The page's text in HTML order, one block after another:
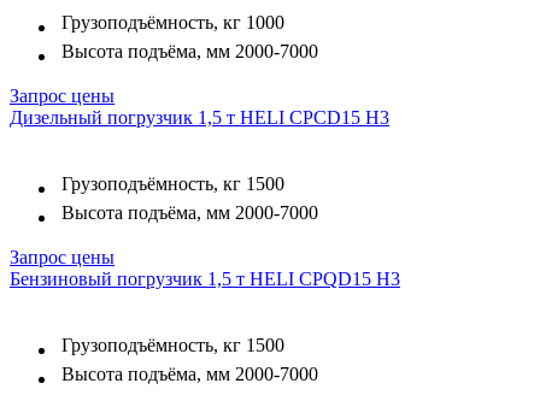
Грузоподъёмность, кг 1000
Высота подъёма, мм 2000-7000
Запрос цены
Дизельный погрузчик 1,5 т HELI CPСD15 H3
Грузоподъёмность, кг 1500
Высота подъёма, мм 2000-7000
Запрос цены
Бензиновый погрузчик 1,5 т HELI CPQD15 H3
Грузоподъёмность, кг 1500
Высота подъёма, мм 2000-7000